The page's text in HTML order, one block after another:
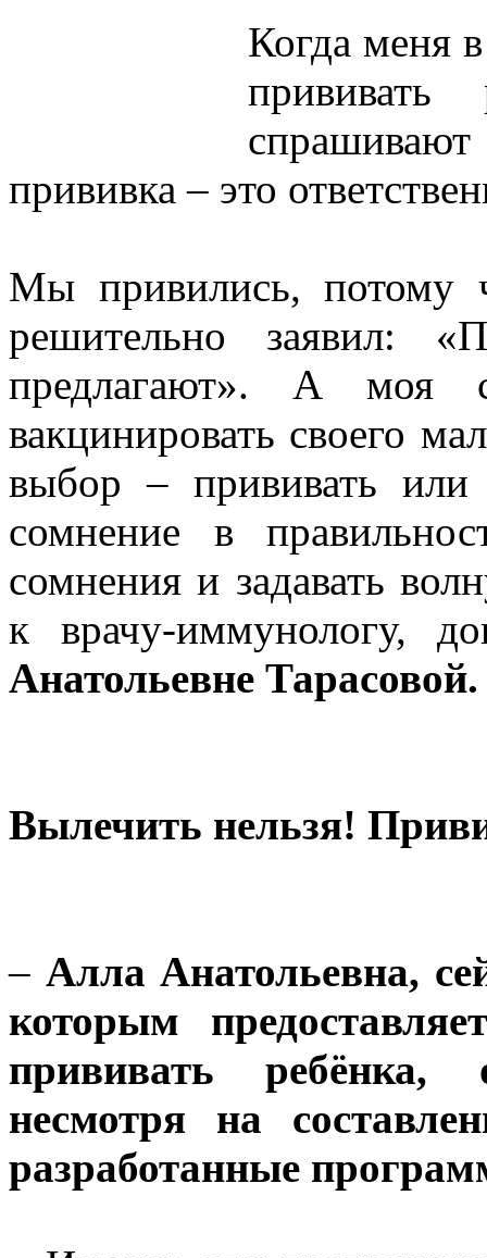
Когда меня
прививать
прививка – это
Мы привились, потому
решительно заявил:
предлагают». А моя
вакцинировать своего
выбор – прививать или
сомнение в
сомнения и задавать
к врачу-иммунологу,
Анатольевне Тарасовой.
Вылечить нельзя!
– Алла Анатольевна,
которым
прививать ребёнка,
несмотря на
разработанные